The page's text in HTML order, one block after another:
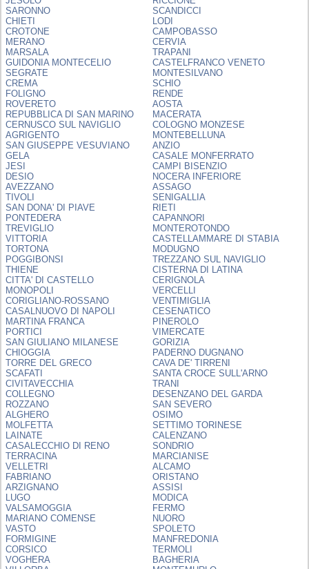
SARONNO
SCANDICCI
CHIETI
LODI
CROTONE
CAMPOBASSO
MERANO
CERVIA
MARSALA
TRAPANI
GUIDONIA MONTECELIO
CASTELFRANCO VENETO
SEGRATE
MONTESILVANO
CREMA
SCHIO
FOLIGNO
RENDE
ROVERETO
AOSTA
REPUBBLICA DI SAN MARINO
MACERATA
CERNUSCO SUL NAVIGLIO
COLOGNO MONZESE
AGRIGENTO
MONTEBELLUNA
SAN GIUSEPPE VESUVIANO
ANZIO
GELA
CASALE MONFERRATO
JESI
CAMPI BISENZIO
DESIO
NOCERA INFERIORE
AVEZZANO
ASSAGO
TIVOLI
SENIGALLIA
SAN DONA' DI PIAVE
RIETI
PONTEDERA
CAPANNORI
TREVIGLIO
MONTEROTONDO
VITTORIA
CASTELLAMMARE DI STABIA
TORTONA
MODUGNO
POGGIBONSI
TREZZANO SUL NAVIGLIO
THIENE
CISTERNA DI LATINA
CITTA' DI CASTELLO
CERIGNOLA
MONOPOLI
VERCELLI
CORIGLIANO-ROSSANO
VENTIMIGLIA
CASALNUOVO DI NAPOLI
CESENATICO
MARTINA FRANCA
PINEROLO
PORTICI
VIMERCATE
SAN GIULIANO MILANESE
GORIZIA
CHIOGGIA
PADERNO DUGNANO
TORRE DEL GRECO
CAVA DE' TIRRENI
SCAFATI
SANTA CROCE SULL'ARNO
CIVITAVECCHIA
TRANI
COLLEGNO
DESENZANO DEL GARDA
ROZZANO
SAN SEVERO
ALGHERO
OSIMO
MOLFETTA
SETTIMO TORINESE
LAINATE
CALENZANO
CASALECCHIO DI RENO
SONDRIO
TERRACINA
MARCIANISE
VELLETRI
ALCAMO
FABRIANO
ORISTANO
ARZIGNANO
ASSISI
LUGO
MODICA
VALSAMOGGIA
FERMO
MARIANO COMENSE
NUORO
VASTO
SPOLETO
FORMIGINE
MANFREDONIA
CORSICO
TERMOLI
VOGHERA
BAGHERIA